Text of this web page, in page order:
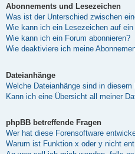
Abonnements und Lesezeichen
Was ist der Unterschied zwischen
Wie kann ich ein Lesezeichen auf
Wie kann ich ein Forum abonnieren?
Wie deaktiviere ich meine
Dateianhänge
Welche Dateianhänge sind in
Kann ich eine Übersicht all meiner
phpBB betreffende Fragen
Wer hat diese Forensoftware
Warum ist Funktion x oder y nicht